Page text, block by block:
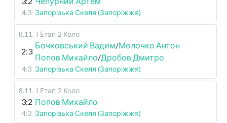
4:3 Запорізька Скеля (Запоріжжя)
8.11 . I Етап 2 Коло
2:3
Бочковський Вадим/Молочко Антон
Попов Михайло/Дробов Дмитро
4:3 Запорізька Скеля (Запоріжжя)
8.11 . I Етап 2 Коло
3:2 Попов Михайло
4:3 Запорізька Скеля (Запоріжжя)